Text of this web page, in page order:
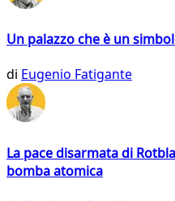
Un palazzo che è un
di Eugenio Fatigante
La pace disarmata di
bomba atomica